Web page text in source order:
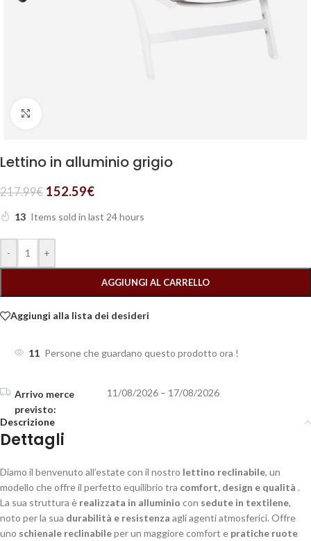
Lettino in alluminio grigio
217.99€ 152.59€
13 Items sold in last 24 hours
- +
AGGIUNGI AL CARRELLO
Aggiungi alla lista dei desideri
11 Persone che guardano questo prodotto ora !
11/08/2026 – 17/08/2026
Descrizione
Dettagli
Diamo il benvenuto all’estate con il nostro lettino reclinabile, un
modello che offre il perfetto equilibrio tra comfort, design e qualità .
La sua struttura è realizzata in alluminio con sedute in textilene,
noto per la sua durabilità e resistenza agli agenti atmosferici. Offre
uno schienale reclinabileper un maggiore comfort e pratiche ruote